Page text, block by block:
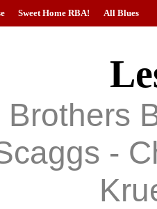
Sweet Home RBA! All Blues
Brothers
-